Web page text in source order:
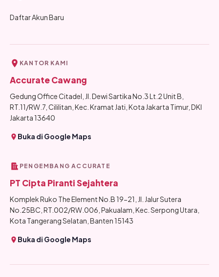
Daftar Akun Baru
KANTOR KAMI
Accurate Cawang
Gedung Office Citadel, Jl. Dewi Sartika No.3 Lt.2 Unit B,
RT.11/RW.7, Cililitan, Kec. Kramat Jati, Kota Jakarta Timur, DKI
Jakarta 13640
Buka di Google Maps
PENGEMBANG ACCURATE
PT Cipta Piranti Sejahtera
Komplek Ruko The Element No.B 19-21, Jl. Jalur Sutera
No.25BC, RT.002/RW.006, Pakualam, Kec. Serpong Utara,
Kota Tangerang Selatan, Banten 15143
Buka di Google Maps